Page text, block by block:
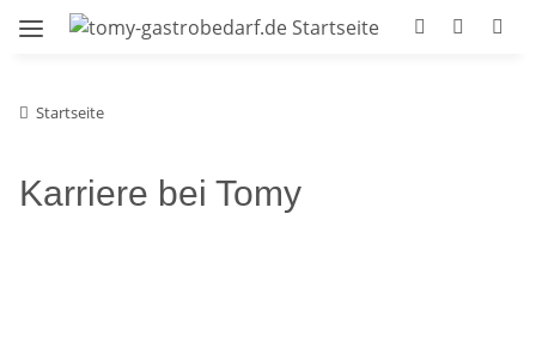
Startseite
Karriere bei Tomy